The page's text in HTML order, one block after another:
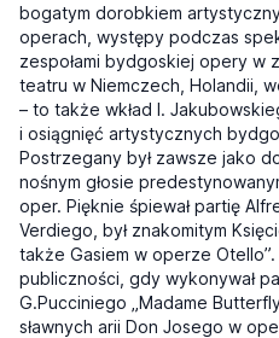
bogatym dorobkiem
operach, występy podczas
zespołami bydgoskiej opery w
teatru w Niemczech, Holandii,
– to także wkład I.
i osiągnięć artystycznych
Postrzegany był zawsze jako
nośnym głosie
oper. Pięknie śpiewał partię
Verdiego, był znakomitym
także Gasiem w operze
publiczności, gdy wykonywał
G.Pucciniego „Madame
sławnych arii Don Josego w